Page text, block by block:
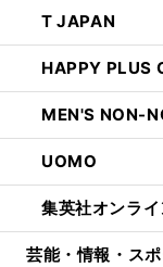
T JAPAN
HAPPY PLUS
MEN'S NON-
UOMO
集英社オンライ
芸能・情報・ス